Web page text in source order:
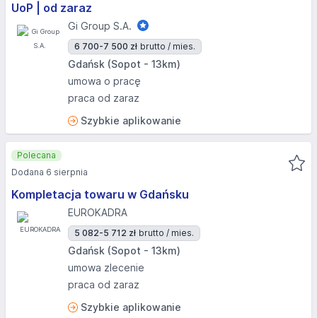
UoP | od zaraz
Gi Group S.A.
6 700-7 500 zł brutto / mies.
Gdańsk (Sopot - 13km)
umowa o pracę
praca od zaraz
Szybkie aplikowanie
Kompletacja towaru w Gdańsku
EUROKADRA
5 082-5 712 zł brutto / mies.
Gdańsk (Sopot - 13km)
umowa zlecenie
praca od zaraz
Szybkie aplikowanie
Polecana
Dodana 6 sierpnia